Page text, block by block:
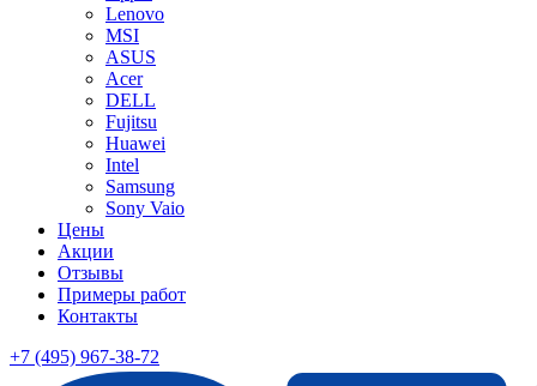
Lenovo
MSI
ASUS
Acer
DELL
Fujitsu
Huawei
Intel
Samsung
Sony Vaio
Цены
Акции
Отзывы
Примеры работ
Контакты
+7 (495) 967-38-72